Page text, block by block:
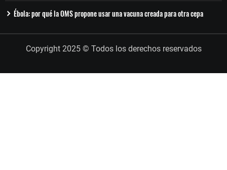
Ébola: por qué la OMS propone usar una vacuna creada para otra cepa
Copyright 2025 © Todos los derechos reservados